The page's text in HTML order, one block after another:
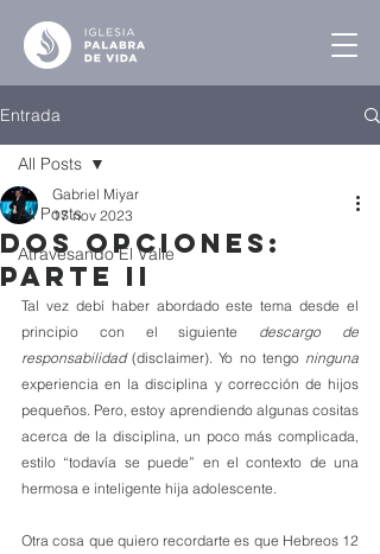
Entrada
All Posts
Atravesando El Valle
All Posts
Dos Opciones:
Parte II
Gabriel Miyar
17 nov 2023
Tal vez debí haber abordado este tema desde el
principio con el siguiente descargo de
responsabilidad (disclaimer). Yo no tengo ninguna
experiencia en la disciplina y corrección de hijos
pequeños. Pero, estoy aprendiendo algunas cositas
acerca de la disciplina, un poco más complicada,
estilo “todavía se puede” en el contexto de una
hermosa e inteligente hija adolescente.
Otra cosa que quiero recordarte es que Hebreos 12